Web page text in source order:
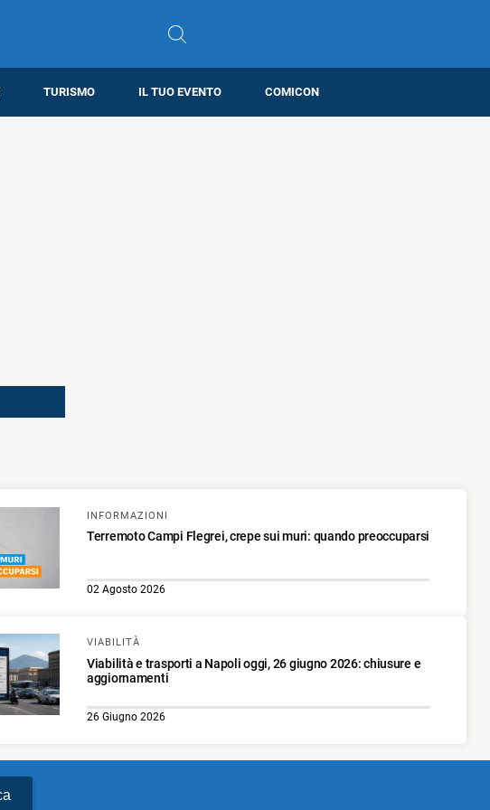
TURISMO IL TUO EVENTO COMICON
INFORMAZIONI
Terremoto Campi Flegrei, crepe sui muri: quando preoccuparsi
02 Agosto 2026
VIABILITÀ
Viabilità e trasporti a Napoli oggi, 26 giugno 2026: chiusure e
aggiornamenti
26 Giugno 2026